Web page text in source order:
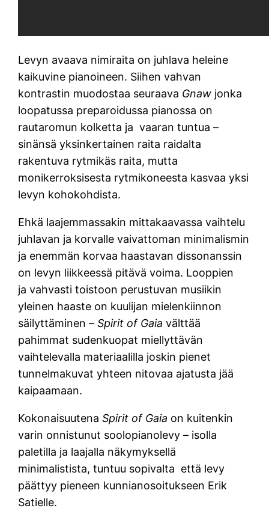
Levyn avaava nimiraita on juhlava heleine
kaikuvine pianoineen. Siihen vahvan
kontrastin muodostaa seuraava Gnaw jonka
loopatussa preparoidussa pianossa on
rautaromun kolketta ja vaaran tuntua –
sinänsä yksinkertainen raita raidalta
rakentuva rytmikäs raita, mutta
monikerroksisesta rytmikoneesta kasvaa yksi
levyn kohokohdista.
Ehkä laajemmassakin mittakaavassa vaihtelu
juhlavan ja korvalle vaivattoman minimalismin
ja enemmän korvaa haastavan dissonanssin
on levyn liikkeessä pitävä voima. Looppien
ja vahvasti toistoon perustuvan musiikin
yleinen haaste on kuulijan mielenkiinnon
säilyttäminen –Spirit of Gaiavälttää
pahimmat sudenkuopat miellyttävän
vaihtelevalla materiaalilla joskin pienet
tunnelmakuvat yhteen nitovaa ajatusta jää
kaipaamaan.
KokonaisuutenaSpirit of Gaia on kuitenkin
varin onnistunut soolopianolevy – isolla
paletilla ja laajalla näkymyksellä
minimalistista, tuntuu sopivalta että levy
päättyy pieneen kunnianosoitukseen Erik
Satielle.